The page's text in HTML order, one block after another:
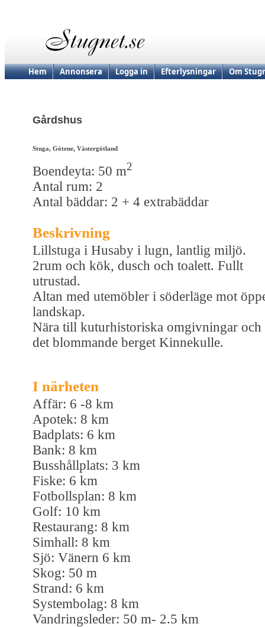
Hem Annonsera Logga in Efterlysningar Om
Gårdshus
Stuga, Götene, Västergötland
Boendeyta: 50 m2
Antal rum: 2
Antal bäddar: 2 + 4 extrabäddar
Beskrivning
Lillstuga i Husaby i lugn, lantlig miljö.
2rum och kök, dusch och toalett. Fullt
utrustad.
Altan med utemöbler i söderläge mot
landskap.
Nära till kuturhistoriska omgivningar och
det blommande berget Kinnekulle.
I närheten
Affär: 6 -8 km
Apotek: 8 km
Badplats: 6 km
Bank: 8 km
Busshållplats: 3 km
Fiske: 6 km
Fotbollsplan: 8 km
Golf: 10 km
Restaurang: 8 km
Simhall: 8 km
Sjö: Vänern 6 km
Skog: 50 m
Strand: 6 km
Systembolag: 8 km
Vandringsleder: 50 m- 2.5 km